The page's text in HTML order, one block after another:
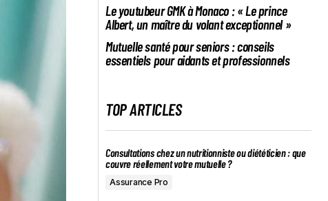
Le youtubeur GMK à Monaco : « Le prince
Albert, un maître du volant exceptionnel »
Mutuelle santé pour seniors : conseils
essentiels pour aidants et professionnels
TOP ARTICLES
Consultations chez un nutritionniste ou diététicien : que
couvre réellement votre mutuelle ?
Assurance Pro